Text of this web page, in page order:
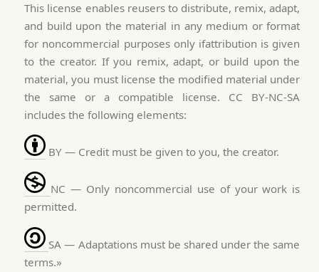
This license enables reusers to distribute, remix, adapt,
and build upon the material in any medium or format
for noncommercial purposes only ifattribution is given
to the creator. If you remix, adapt, or build upon the
material, you must license the modified material under
the same or a compatible license. CC BY-NC-SA
includes the following elements:
BY — Credit must be given to you, the creator.
NC — Only noncommercial use of your work is
permitted.
SA — Adaptations must be shared under the same
terms.»